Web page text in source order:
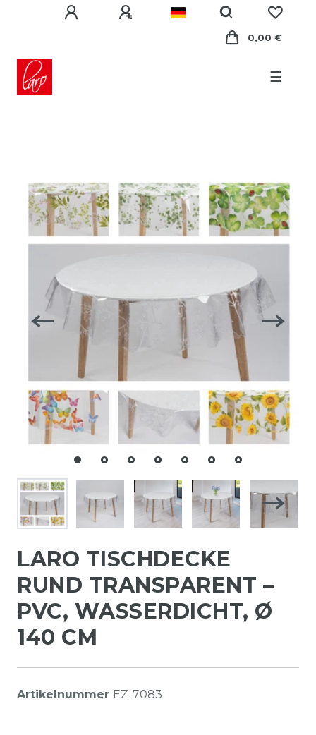
0,00 €
☰
LARO TISCHDECKE
RUND TRANSPARENT –
PVC, WASSERDICHT, Ø
140 CM
Artikelnummer EZ-7083